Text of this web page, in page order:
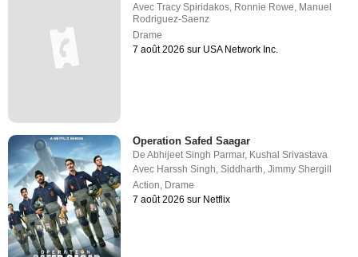
AvecTracy Spiridakos, Ronnie Rowe, Manuel
Rodriguez-Saenz
Drame
7 août 2026 sur USA Network Inc.
Operation Safed Saagar
DeAbhijeet Singh Parmar, Kushal Srivastava
Avec Harssh Singh,Siddharth,Jimmy Shergill
Action, Drame
7 août 2026 sur Netflix